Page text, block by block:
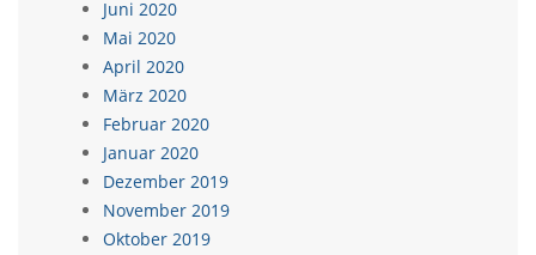
Juni 2020
Mai 2020
April 2020
März 2020
Februar 2020
Januar 2020
Dezember 2019
November 2019
Oktober 2019